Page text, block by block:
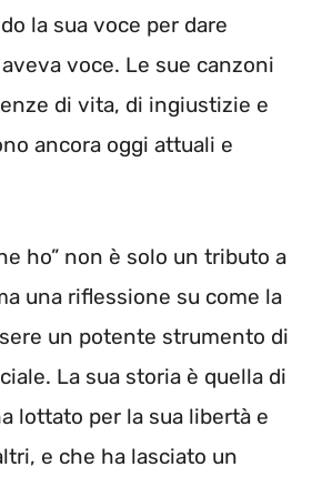
la sua voce per dare
voce. Le sue canzoni
di vita, di ingiustizie e
ancora oggi attuali e
ho” non è solo un tributo a
una riflessione su come la
un potente strumento di
La sua storia è quella di
lottato per la sua libertà e
e che ha lasciato un